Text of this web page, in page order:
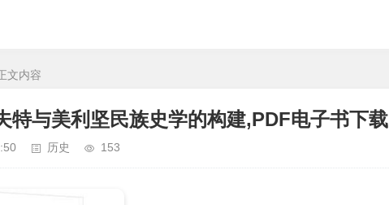
文内容
特与美利坚民族史学的构建,PDF电子书下载
历史 153